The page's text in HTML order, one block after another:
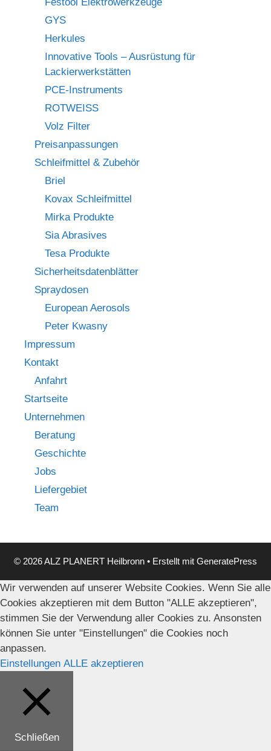
Festool Elektrowerkzeuge
GYS
Herkules
Innovative Tools – Ausrüstung für
Lackierwerkstätten
PCE-Instruments
ROTWEISS
Volz Filter
Preisanpassungen
Schleifmittel & Zubehör
Briel
Kovax Schleifmittel
Mirka Produkte
Sia Abrasives
Tesa Produkte
Sicherheitsdatenblätter
Spraydosen
European Aerosols
Peter Kwasny
Impressum
Kontakt
Anfahrt
Startseite
Unternehmen
Beratung
Geschichte
Jobs
Liefergebiet
Team
© 2026 ALZ PLANERT Heilbronn • Erstellt mit GeneratePress
Wir verwenden auf unserer Website Cookies. Wenn Sie alle
Cookies akzeptieren mit dem Button "ALLE akzeptieren",
stimmen Sie der Verwendung aller Cookies zu. Ansonsten
können Sie unter "Einstellungen" die Cookies noch
anpassen.
Einstellungen ALLE akzeptieren
Schließen